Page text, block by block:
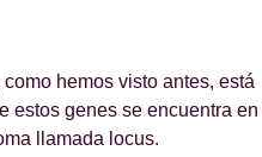
hemos visto antes, está
estos genes se encuentra en
llamada locus.